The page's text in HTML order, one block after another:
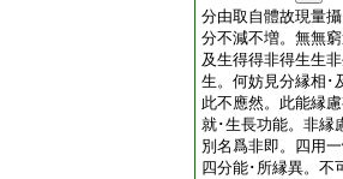
分由取自體故現量
分不減不増。無無
及生得得非得生生
生。何妨見分縁相
此不應然。此能縁
就･生長功能。非縁
別名爲非即。四用
四分能･所縁異。不